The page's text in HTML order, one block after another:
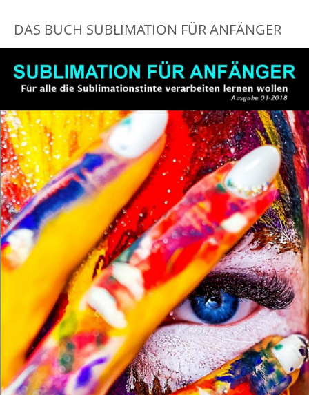
DAS BUCH SUBLIMATION FÜR ANFÄNGER